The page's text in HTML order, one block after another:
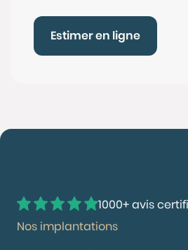
Estimer en ligne
1000+ avis
Nos implantations